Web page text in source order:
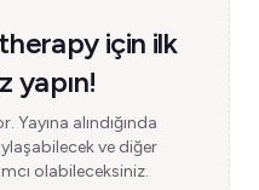
için ilk
yapın!
Yayına alındığında
ve diğer
olabileceksiniz.